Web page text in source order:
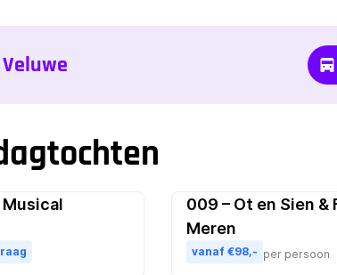
009 – Ot en Sien &
Meren
vanaf €98,- per persoon